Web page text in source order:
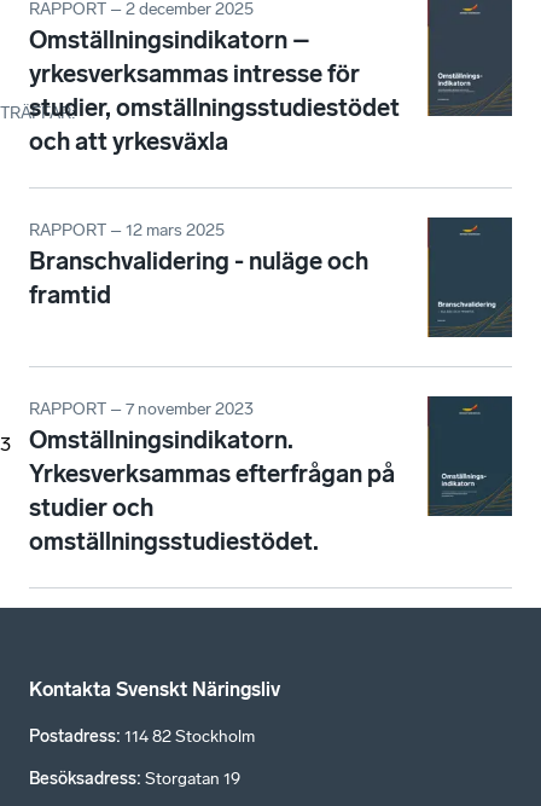
TRÄFFAR:
3
RAPPORT – 2 december 2025
Omställningsindikatorn –
yrkesverksammas intresse för
studier, omställningsstudiestödet
och att yrkesväxla
RAPPORT – 12 mars 2025
Branschvalidering - nuläge och
framtid
RAPPORT – 7 november 2023
Omställningsindikatorn.
Yrkesverksammas efterfrågan på
studier och
omställningsstudiestödet.
Kontakta Svenskt Näringsliv
Postadress: 114 82 Stockholm
Besöksadress: Storgatan 19